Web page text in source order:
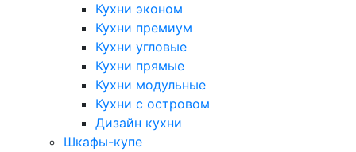
Кухни эконом
Кухни премиум
Кухни угловые
Кухни прямые
Кухни модульные
Кухни с островом
Дизайн кухни
Шкафы-купе